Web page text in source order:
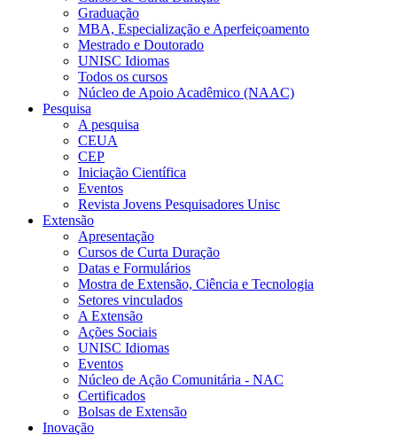
Graduação
MBA, Especialização e Aperfeiçoamento
Mestrado e Doutorado
UNISC Idiomas
Todos os cursos
Núcleo de Apoio Acadêmico (NAAC)
Pesquisa
A pesquisa
CEUA
CEP
Iniciação Científica
Eventos
Revista Jovens Pesquisadores Unisc
Extensão
Apresentação
Cursos de Curta Duração
Datas e Formulários
Mostra de Extensão, Ciência e Tecnologia
Setores vinculados
A Extensão
Ações Sociais
UNISC Idiomas
Eventos
Núcleo de Ação Comunitária - NAC
Certificados
Bolsas de Extensão
Inovação